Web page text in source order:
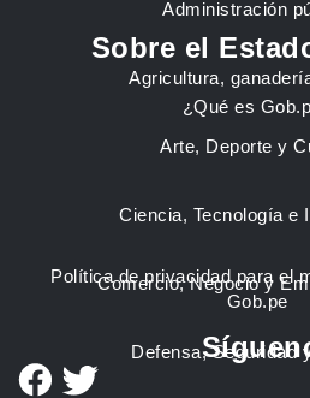
Administración
Agricultura,
Arte, Deporte y
Ciencia, Tecnología e
Comercio, Negocio y
Defensa, Seguridad
Sobre el
¿Qué es
Política de privacidad para el
Gob.pe